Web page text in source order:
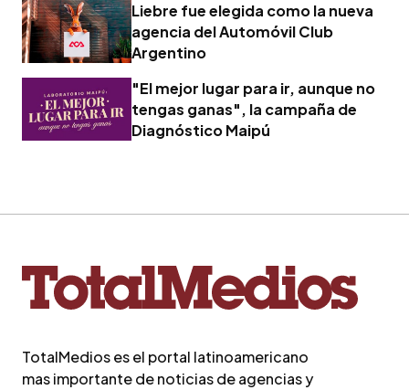
Liebre fue elegida como la nueva
agencia del Automóvil Club
Argentino
"El mejor lugar para ir, aunque no
tengas ganas", la campaña de
Diagnóstico Maipú
TotalMedios es el portal latinoamericano
mas importante de noticias de agencias y